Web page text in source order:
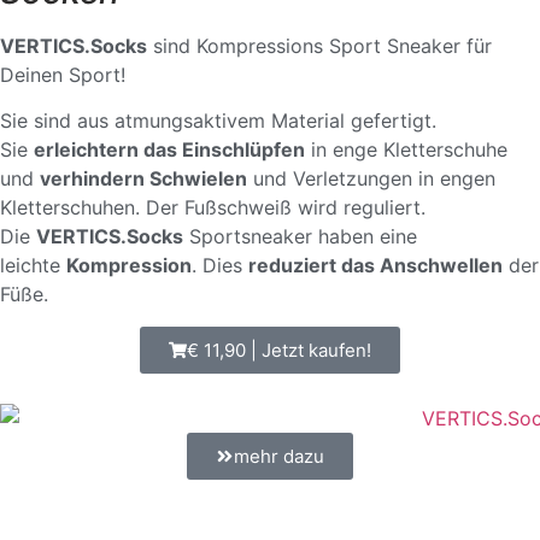
VERTICS.Socks sind Kompressions Sport Sneaker für
Deinen Sport!
Sie sind aus atmungsaktivem Material gefertigt.
Sie erleichtern das Einschlüpfen in enge Kletterschuhe
und verhindern Schwielen und Verletzungen in engen
Kletterschuhen. Der Fußschweiß wird reguliert.
Die VERTICS.Socks Sportsneaker haben eine
leichte Kompression. Dies reduziert das Anschwellen der
Füße.
€ 11,90 | Jetzt kaufen!
mehr dazu